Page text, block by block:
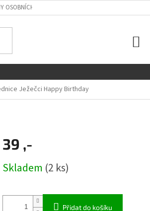
OSOBNÍCH ÚDAJŮ
Ježečci Happy Birthday
39 ,-
cena:
Skladem (2 ks)
Přidat do košíku